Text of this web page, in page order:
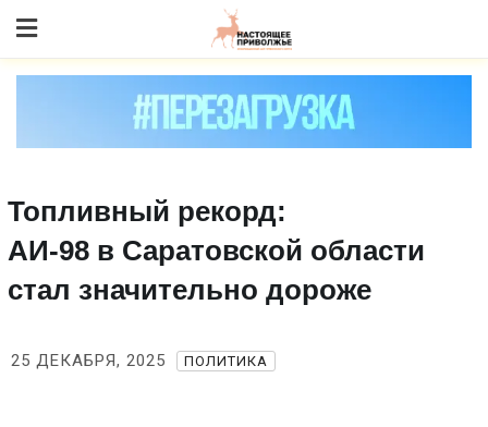
to content
Топливный рекорд:
АИ‑98 в Саратовской области
стал значительно дороже
25 ДЕКАБРЯ, 2025 ПОЛИТИКА